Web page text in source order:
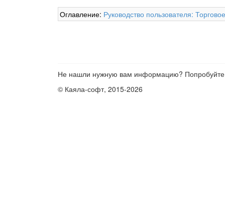
Оглавление: Руководство пользователя:
Не нашли нужную вам информацию?
© Каяла-софт, 2015-2026